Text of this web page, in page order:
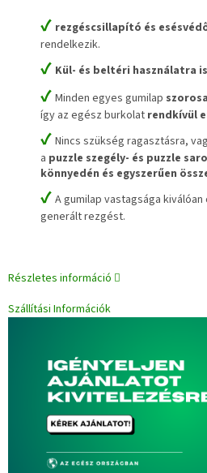
✔ rezgéscsillapító és
rendelkezik.
✔ Kül- és beltéri használatra
✔ Minden egyes gumilap
így az egész burkolat rendkívül
✔ Nincs szükség ragasztásra,
a puzzle szegély- és puzzle
könnyedén és egyszerűen
✔ A gumilap vastagsága
generált rezgést.
Részletes információ
Szállítási Információk